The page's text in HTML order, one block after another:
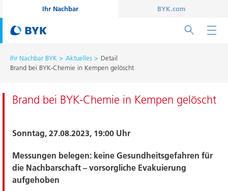
Ihr Nachbar BYK.com
Ihr Nachbar BYK Aktuelles
Detail
Brand bei BYK-Chemie in Kempen gelöscht
Brand bei BYK-Chemie in Kempen gelöscht
Sonntag, 27.08.2023, 19:00 Uhr
Messungen belegen: keine Gesundheitsgefahren für
die Nachbarschaft – vorsorgliche Evakuierung
aufgehoben